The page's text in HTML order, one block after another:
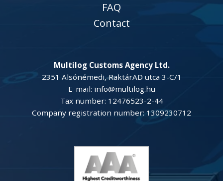
Multilog Customs Agency Ltd.
2351 Alsónémedi, RaktárAD utca 3-C/1
E-mail: info@multilog.hu
Tax number: 12476523-2-44
Company registration number: 1309230712
FAQ
Contact